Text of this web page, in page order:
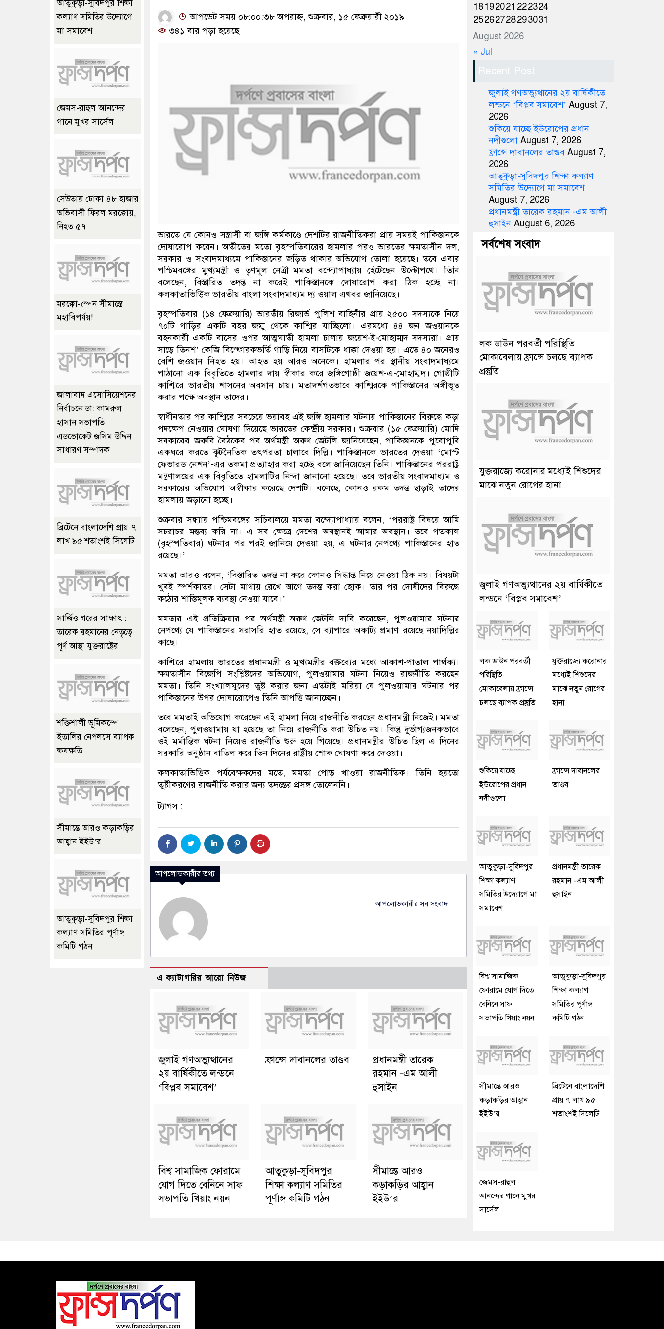
আপডেট সময় ০৮:০০:৩৮ অপরাহ্ন, শুক্রবার, ১৫ ফেব্রুয়ারী ২০১৯
৩৪১ বার পড়া হয়েছে
ভারতে যে কোনও সন্ত্রাসী বা জঙ্গি কর্মকাণ্ডে দেশটির রাজনীতিকরা প্রায় সময়ই পাকিস্তানকে
দোষারোপ করেন। অতীতের মতো বৃহস্পতিবারের হামলার পরও ভারতের ক্ষমতাসীন দল,
সরকার ও সংবাদমাধ্যমে পাকিস্তানের জড়িত থাকার অভিযোগ তোলা হয়েছে। তবে এবার
পশ্চিমবঙ্গের মুখ্যমন্ত্রী ও তৃণমূল নেত্রী মমতা বন্দ্যোপাধ্যায় হেঁটেছেন উল্টোপথে। তিনি
বলেছেন, বিস্তারিত তদন্ত না করেই পাকিস্তানকে দোষারোপ করা ঠিক হচ্ছে না।
কলকাতাভিত্তিক ভারতীয় বাংলা সংবাদমাধ্যম দ্য ওয়াল এখবর জানিয়েছে।
বৃহস্পতিবার (১৪ ফেব্রুয়ারি) ভারতীয় রিজার্ভ পুলিশ বাহিনীর প্রায় ২৫০০ সদস্যকে নিয়ে
৭০টি গাড়ির একটি বহর জম্মু থেকে কাশ্মির যাচ্ছিলো। এরমধ্যে ৪৪ জন জওয়ানকে
বহনকারী একটি বাসের ওপর আত্মঘাতী হামলা চালায় জয়েশ-ই-মোহাম্মদ সদস্যরা। প্রায়
সাড়ে তিনশ’ কেজি বিস্ফোরকভর্তি গাড়ি নিয়ে বাসটিকে ধাক্কা দেওয়া হয়। এতে ৪০ জনেরও
বেশি জওয়ান নিহত হয়। আহত হয় আরও অনেকে। হামলার পর স্থানীয় সংবাদমাধ্যমে
পাঠানো এক বিবৃতিতে হামলার দায় স্বীকার করে জঙ্গিগোষ্ঠী জয়েশ-এ-মোহাম্মদ। গোষ্ঠীটি
কাশ্মিরে ভারতীয় শাসনের অবসান চায়। মতাদর্শগতভাবে কাশ্মিরকে পাকিস্তানের অঙ্গীভূত
করার পক্ষে অবস্থান তাদের।
স্বাধীনতার পর কাশ্মিরে সবচেয়ে ভয়াবহ এই জঙ্গি হামলার ঘটনায় পাকিস্তানের বিরুদ্ধে কড়া
পদক্ষেপ নেওয়ার ঘোষণা দিয়েছে ভারতের কেন্দ্রীয় সরকার। শুক্রবার (১৫ ফেব্রুয়ারি) মোদি
সরকারের জরুরি বৈঠকের পর অর্থমন্ত্রী অরুণ জেটলি জানিয়েছেন, পাকিস্তানকে পুরোপুরি
একঘরে করতে কূটনৈতিক তৎপরতা চালাবে দিল্লি। পাকিস্তানকে ভারতের দেওয়া ‘মোস্ট
ফেভারড নেশন’-এর তকমা প্রত্যাহার করা হচ্ছে বলে জানিয়েছেন তিনি। পাকিস্তানের পররাষ্ট্র
মন্ত্রণালয়ের এক বিবৃতিতে হামলাটির নিন্দা জানানো হয়েছে। তবে ভারতীয় সংবাদমাধ্যম ও
সরকারের অভিযোগ অস্বীকার করেছে দেশটি। বলেছে, কোনও রকম তদন্ত ছাড়াই তাদের
হামলায় জড়ানো হচ্ছে।
শুক্রবার সন্ধ্যায় পশ্চিমবঙ্গের সচিবালয়ে মমতা বন্দ্যোপাধ্যায় বলেন, ‘পররাষ্ট্র বিষয়ে আমি
সচরাচর মন্তব্য করি না। এ সব ক্ষেত্রে দেশের অবস্থানই আমার অবস্থান। তবে গতকাল
(বৃহস্পতিবার) ঘটনার পর পরই জানিয়ে দেওয়া হয়, এ ঘটনার নেপথ্যে পাকিস্তানের হাত
রয়েছে।’
মমতা আরও বলেন, ‘বিস্তারিত তদন্ত না করে কোনও সিদ্ধান্ত নিয়ে নেওয়া ঠিক নয়। বিষয়টা
খুবই স্পর্শকাতর। সেটা মাথায় রেখে আগে তদন্ত করা হোক। তার পর দোষীদের বিরুদ্ধে
কঠোর শাস্তিমূলক ব্যবস্থা নেওয়া যাবে।’
মমতার এই প্রতিক্রিয়ার পর অর্থমন্ত্রী অরুণ জেটলি দাবি করেছেন, পুলওয়ামার ঘটনার
নেপথ্যে যে পাকিস্তানের সরাসরি হাত রয়েছে, সে ব্যাপারে অকাট্য প্রমাণ রয়েছে নয়াদিল্লির
কাছে।
কাশ্মিরে হামলায় ভারতের প্রধানমন্ত্রী ও মুখ্যমন্ত্রীর বক্তব্যের মধ্যে আকাশ-পাতাল পার্থক্য।
ক্ষমতাসীন বিজেপি সংশ্লিষ্টদের অভিযোগ, পুলওয়ামার ঘটনা নিয়েও রাজনীতি করছেন
মমতা। তিনি সংখ্যালঘুদের তুষ্ট করার জন্য এতটাই মরিয়া যে পুলওয়ামার ঘটনার পর
পাকিস্তানের উপর দোষারোপেও তিনি আপত্তি জানাচ্ছেন।
তবে মমতাই অভিযোগ করেছেন এই হামলা নিয়ে রাজনীতি করছেন প্রধানমন্ত্রী নিজেই। মমতা
বলেছেন, পুলওয়ামায় যা হয়েছে তা নিয়ে রাজনীতি করা উচিত নয়। কিন্তু দুর্ভাগ্যজনকভাবে
ওই মর্মান্তিক ঘটনা নিয়েও রাজনীতি শুরু হয়ে গিয়েছে। প্রধানমন্ত্রীর উচিত ছিল এ দিনের
সরকারি অনুষ্ঠান বাতিল করে তিন দিনের রাষ্ট্রীয় শোক ঘোষণা করে দেওয়া।
কলকাতাভিত্তিক পর্যবেক্ষকদের মতে, মমতা পোড় খাওয়া রাজনীতিক। তিনি হয়তো
তুষ্টীকরণের রাজনীতি করার জন্য তদন্তের প্রসঙ্গ তোলেননি।
ট্যাগস :
আপলোডকারীর তথ্য
আপলোডকারীর সব সংবাদ
এ ক্যাটাগরির আরো নিউজ
জুলাই গণঅভ্যুত্থানের
২য় বার্ষিকীতে লন্ডনে
‘বিপ্লব সমাবেশ’
ফ্রান্সে দাবানলের তাণ্ডব
প্রধানমন্ত্রী তারেক
রহমান -এম আলী
হুসাইন
বিশ্ব সামাজিক ফোরামে
যোগ দিতে বেনিনে সাফ
সভাপতি খিয়াং নয়ন
আতুকুড়া-সুবিদপুর
শিক্ষা কল্যাণ সমিতির
পূর্ণাঙ্গ কমিটি গঠন
সীমান্তে আরও
কড়াকড়ির আহ্বান
ইইউ’র
আতুকুড়া-সুবিদপুর শিক্ষা
কল্যাণ সমিতির উদ্যোগে
মা সমাবেশ
জেমস-রাহুল আনন্দের
গানে মুখর সার্সেল
সেউতায় ঢোকা ৪৮ হাজার
অভিবাসী ফিরল মরক্কোয়,
নিহত ৫৭
মরক্কো-স্পেন সীমান্তে
মহাবিপর্যয়!
জালাবাদ এসোসিয়েশনের
নির্বাচনে ডা: কামরুল
হাসান সভাপতি
এডভোকেট জসিম উদ্দিন
সাধারণ সম্পাদক
ব্রিটেনে বাংলাদেশি প্রায় ৭
লাখ ৯৫ শতাংশই সিলেটি
সার্জিও গরের সাক্ষাৎ :
তারেক রহমানের নেতৃত্বে
পূর্ণ আস্থা যুক্তরাষ্ট্রের
শক্তিশালী ভূমিকম্পে
ইতালির নেপলসে ব্যাপক
ক্ষয়ক্ষতি
সীমান্তে আরও কড়াকড়ির
আহ্বান ইইউ’র
আতুকুড়া-সুবিদপুর শিক্ষা
কল্যাণ সমিতির পূর্ণাঙ্গ
কমিটি গঠন
August 2026
18192021 222324
25262728293031
« Jul
Recent Post
জুলাই গণঅভ্যুত্থানের ২য় বার্ষিকীতে
লন্ডনে ‘বিপ্লব সমাবেশ’ August 7,
2026
শুকিয়ে যাচ্ছে ইউরোপের প্রধান
নদীগুলো August 7, 2026
ফ্রান্সে দাবানলের তাণ্ডব August 7,
2026
আতুকুড়া-সুবিদপুর শিক্ষা কল্যাণ
সমিতির উদ্যোগে মা সমাবেশ
August 7, 2026
প্রধানমন্ত্রী তারেক রহমান -এম আলী
হুসাইন August 6, 2026
সর্বশেষ সংবাদ
লক ডাউন পরবর্তী পরিস্থিতি
মোকাবেলায় ফ্রান্সে চলছে ব্যাপক
প্রস্তুতি
যুক্তরাজ্যে করোনার মধ্যেই শিশুদের
মাঝে নতুন রোগের হানা
জুলাই গণঅভ্যুত্থানের ২য় বার্ষিকীতে
লন্ডনে ‘বিপ্লব সমাবেশ’
লক ডাউন পরবর্তী
পরিস্থিতি
মোকাবেলায় ফ্রান্সে
চলছে ব্যাপক প্রস্তুতি
যুক্তরাজ্যে করোনার
মধ্যেই শিশুদের
মাঝে নতুন রোগের
হানা
শুকিয়ে যাচ্ছে
ইউরোপের প্রধান
নদীগুলো
ফ্রান্সে দাবানলের
তাণ্ডব
আতুকুড়া-সুবিদপুর
শিক্ষা কল্যাণ
সমিতির উদ্যোগে মা
সমাবেশ
প্রধানমন্ত্রী তারেক
রহমান -এম আলী
হুসাইন
বিশ্ব সামাজিক
ফোরামে যোগ দিতে
বেনিনে সাফ
সভাপতি খিয়াং নয়ন
আতুকুড়া-সুবিদপুর
শিক্ষা কল্যাণ
সমিতির পূর্ণাঙ্গ
কমিটি গঠন
সীমান্তে আরও
কড়াকড়ির আহ্বান
ইইউ’র
ব্রিটেনে বাংলাদেশি
প্রায় ৭ লাখ ৯৫
শতাংশই সিলেটি
জেমস-রাহুল
আনন্দের গানে মুখর
সার্সেল